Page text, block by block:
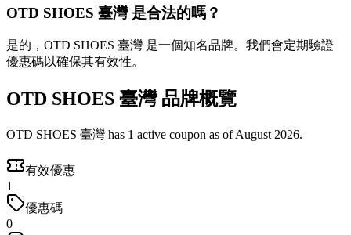
OTD SHOES 臺灣 是合法的嗎？
是的，OTD SHOES 臺灣 是一個知名品牌。我們會定期驗證
優惠碼以確保其有效性。
OTD SHOES 臺灣 品牌概覽
OTD SHOES 臺灣 has 1 active coupon as of August 2026.
有效優惠
1
優惠碼
0